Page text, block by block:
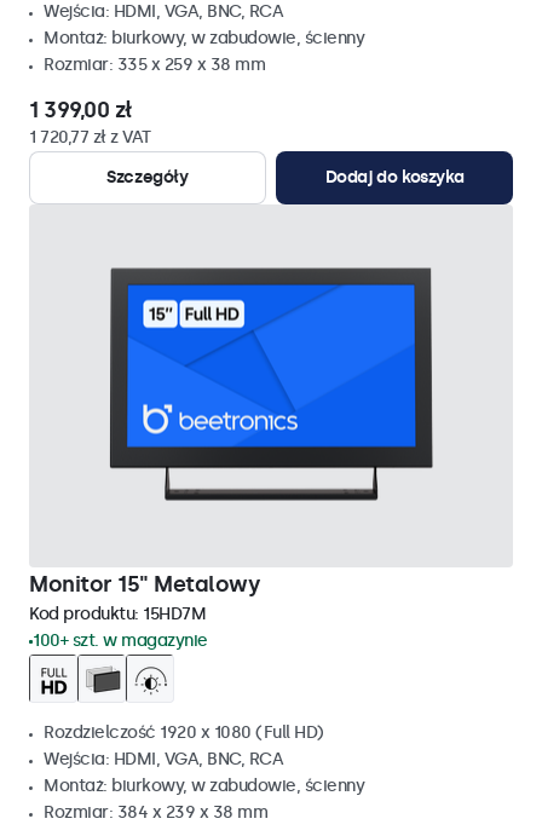
Wejścia: HDMI, VGA, BNC, RCA
Montaż: biurkowy, w zabudowie, ścienny
Rozmiar: 335 x 259 x 38 mm
1 399,00 zł
1 720,77 zł z VAT
Szczegóły
Dodaj do koszyka
Monitor 15" Metalowy
Kod produktu: 15HD7M
100+ szt. w magazynie
Rozdzielczość 1920 x 1080 (Full HD)
Wejścia: HDMI, VGA, BNC, RCA
Montaż: biurkowy, w zabudowie, ścienny
Rozmiar: 384 x 239 x 38 mm